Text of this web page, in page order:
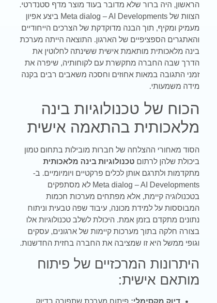
הראשון, היה ברור שלא מדובר בעוד מוצר מדף סטנדרטי.
הצוות של Meta dialog – AI Developments ביצע אפיון
מעמיק ומקיף, תוך הבנה מדוקדקת של הצרכים הייחודיים
והאתגרים הספציפיים של הארגון. התוצאה הייתה מערכת
בינה מלאכותית מותאמת אישית ששינתה לחלוטין את
הדרך שבה החברה מתקשרת עם לקוחותיה, שיפרה את
זמני התגובה במאות אחוזים וחסכה משאבים רבים בקנה
מידה משמעותי.
הכוח של טכנולוגיות בינה
מלאכותית בהתאמה אישית
הסוד מאחורי ההצלחה של חברות מובילות בתחום טמון
ביכולת שלהן לרתום טכנולוגיות בינה מלאכותית
מתקדמות ולתרגם אותן לכלים פרקטיים ויומיומיים. ב-
Meta dialog – AI Developments לא מסתפקים
בטכנולוגיה קיימת, אלא מפתחים מערכות חכמות
המבוססות על למידת מכונה, עיבוד שפה טבעית וניתוח
נתונים מתקדם בזמן אמת. היכולת לשלב טכנולוגיות אלו
בצורה חלקה בתוך מערכות קיימות של ארגונים, עסקים
וגופי ממשל היא זו שמציבה את החברה בחזית החדשנות.
היתרונות המרכזיים של פיתוח
מותאם אישית: